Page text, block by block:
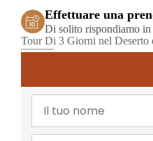
Effettuare una
Di solito rispondiamo
Tour Di 3 Giorni nel Deserto